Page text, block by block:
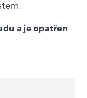
a je opatřen